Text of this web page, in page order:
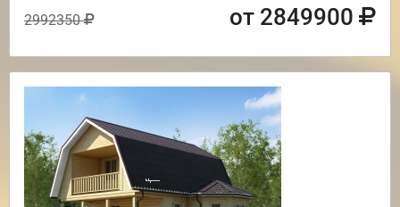
2992350 от 2849900